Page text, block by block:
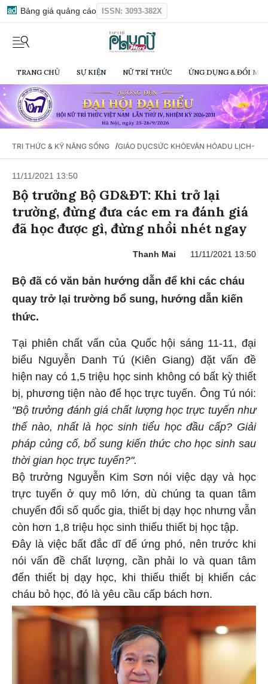
Bảng giá quảng cáo ISSN: 3093-382X
TRANG CHỦ SỰ KIỆN NỮ TRÍ THỨC ỨNG DỤNG & ĐỔI
TRI THỨC & KỸ NĂNG SỐNG /GIÁO DỤCSỨC KHỎEVĂN HÓADU LỊCH-
11/11/2021 13:50
Bộ trưởng Bộ GD&ĐT: Khi trở lại
trường, đừng đưa các em ra đánh giá
đã học được gì, đừng nhồi nhét ngay
Thanh Mai 11/11/2021 13:50
Bộ đã có văn bản hướng dẫn để khi các cháu
quay trở lại trường bổ sung, hướng dẫn kiến
thức.
Tại phiên chất vấn của Quốc hội sáng 11-11, đại
biểu Nguyễn Danh Tú (Kiên Giang) đặt vấn đề
hiện nay có 1,5 triệu học sinh không có bất kỳ thiết
bị, phương tiện nào để học trực tuyến. Ông Tú nói:
"Bộ trưởng đánh giá chất lượng học trực tuyến như
thế nào, nhất là học sinh tiểu học đầu cấp? Giải
pháp củng cố, bổ sung kiến thức cho học sinh sau
thời gian học trực tuyến?".
Bộ trưởng Nguyễn Kim Sơn nói việc dạy và học
trực tuyến ở quy mô lớn, dù chúng ta quan tâm
chuyển đổi số quốc gia, thiết bị dạy học nhưng vẫn
còn hơn 1,8 triệu học sinh thiếu thiết bị học tập.
Đây là việc bất đắc dĩ để ứng phó, nên trước khi
nói vấn đề chất lượng, cần phải lo và quan tâm
đến thiết bị dạy học, khi thiếu thiết bị khiến các
cháu bỏ học, đó là yêu cầu cấp bách hơn.